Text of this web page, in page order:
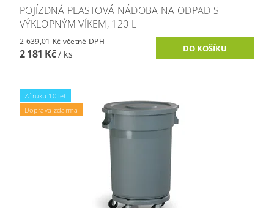
POJÍZDNÁ PLASTOVÁ NÁDOBA NA ODPAD S
VÝKLOPNÝM VÍKEM, 120 L
2 639,01 Kč včetně DPH
2 181 Kč/ ks
Záruka 10 let
Doprava zdarma